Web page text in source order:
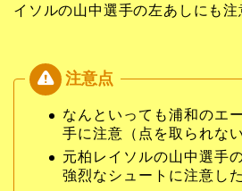
イソルの山中選手の左あしにも注
なんといっても浦和のエ
手に注意（点を取られな
元柏レイソルの山中選手
強烈なシュートに注意し